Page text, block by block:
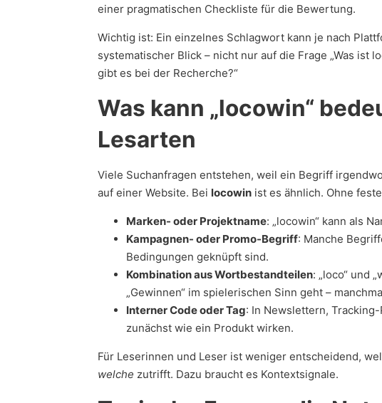
einer pragmatischen Checkliste für die Bewertung.
Wichtig ist: Ein einzelnes Schlagwort kann je nach
systematischer Blick – nicht nur auf die Frage „Was ist
gibt es bei der Recherche?“
Was kann „locowin“
Lesarten
Viele Suchanfragen entstehen, weil ein Begriff
auf einer Website. Bei locowin ist es ähnlich. Ohne
Marken- oder Projektname: „locowin“ kann als
Kampagnen- oder Promo-Begriff: Manche
Bedingungen geknüpft sind.
Kombination aus Wortbestandteilen: „loco“ und
„Gewinnen“ im spielerischen Sinn geht –
Interner Code oder Tag: In Newslettern,
zunächst wie ein Produkt wirken.
Für Leserinnen und Leser ist weniger entscheidend,
welche zutrifft. Dazu braucht es Kontextsignale.